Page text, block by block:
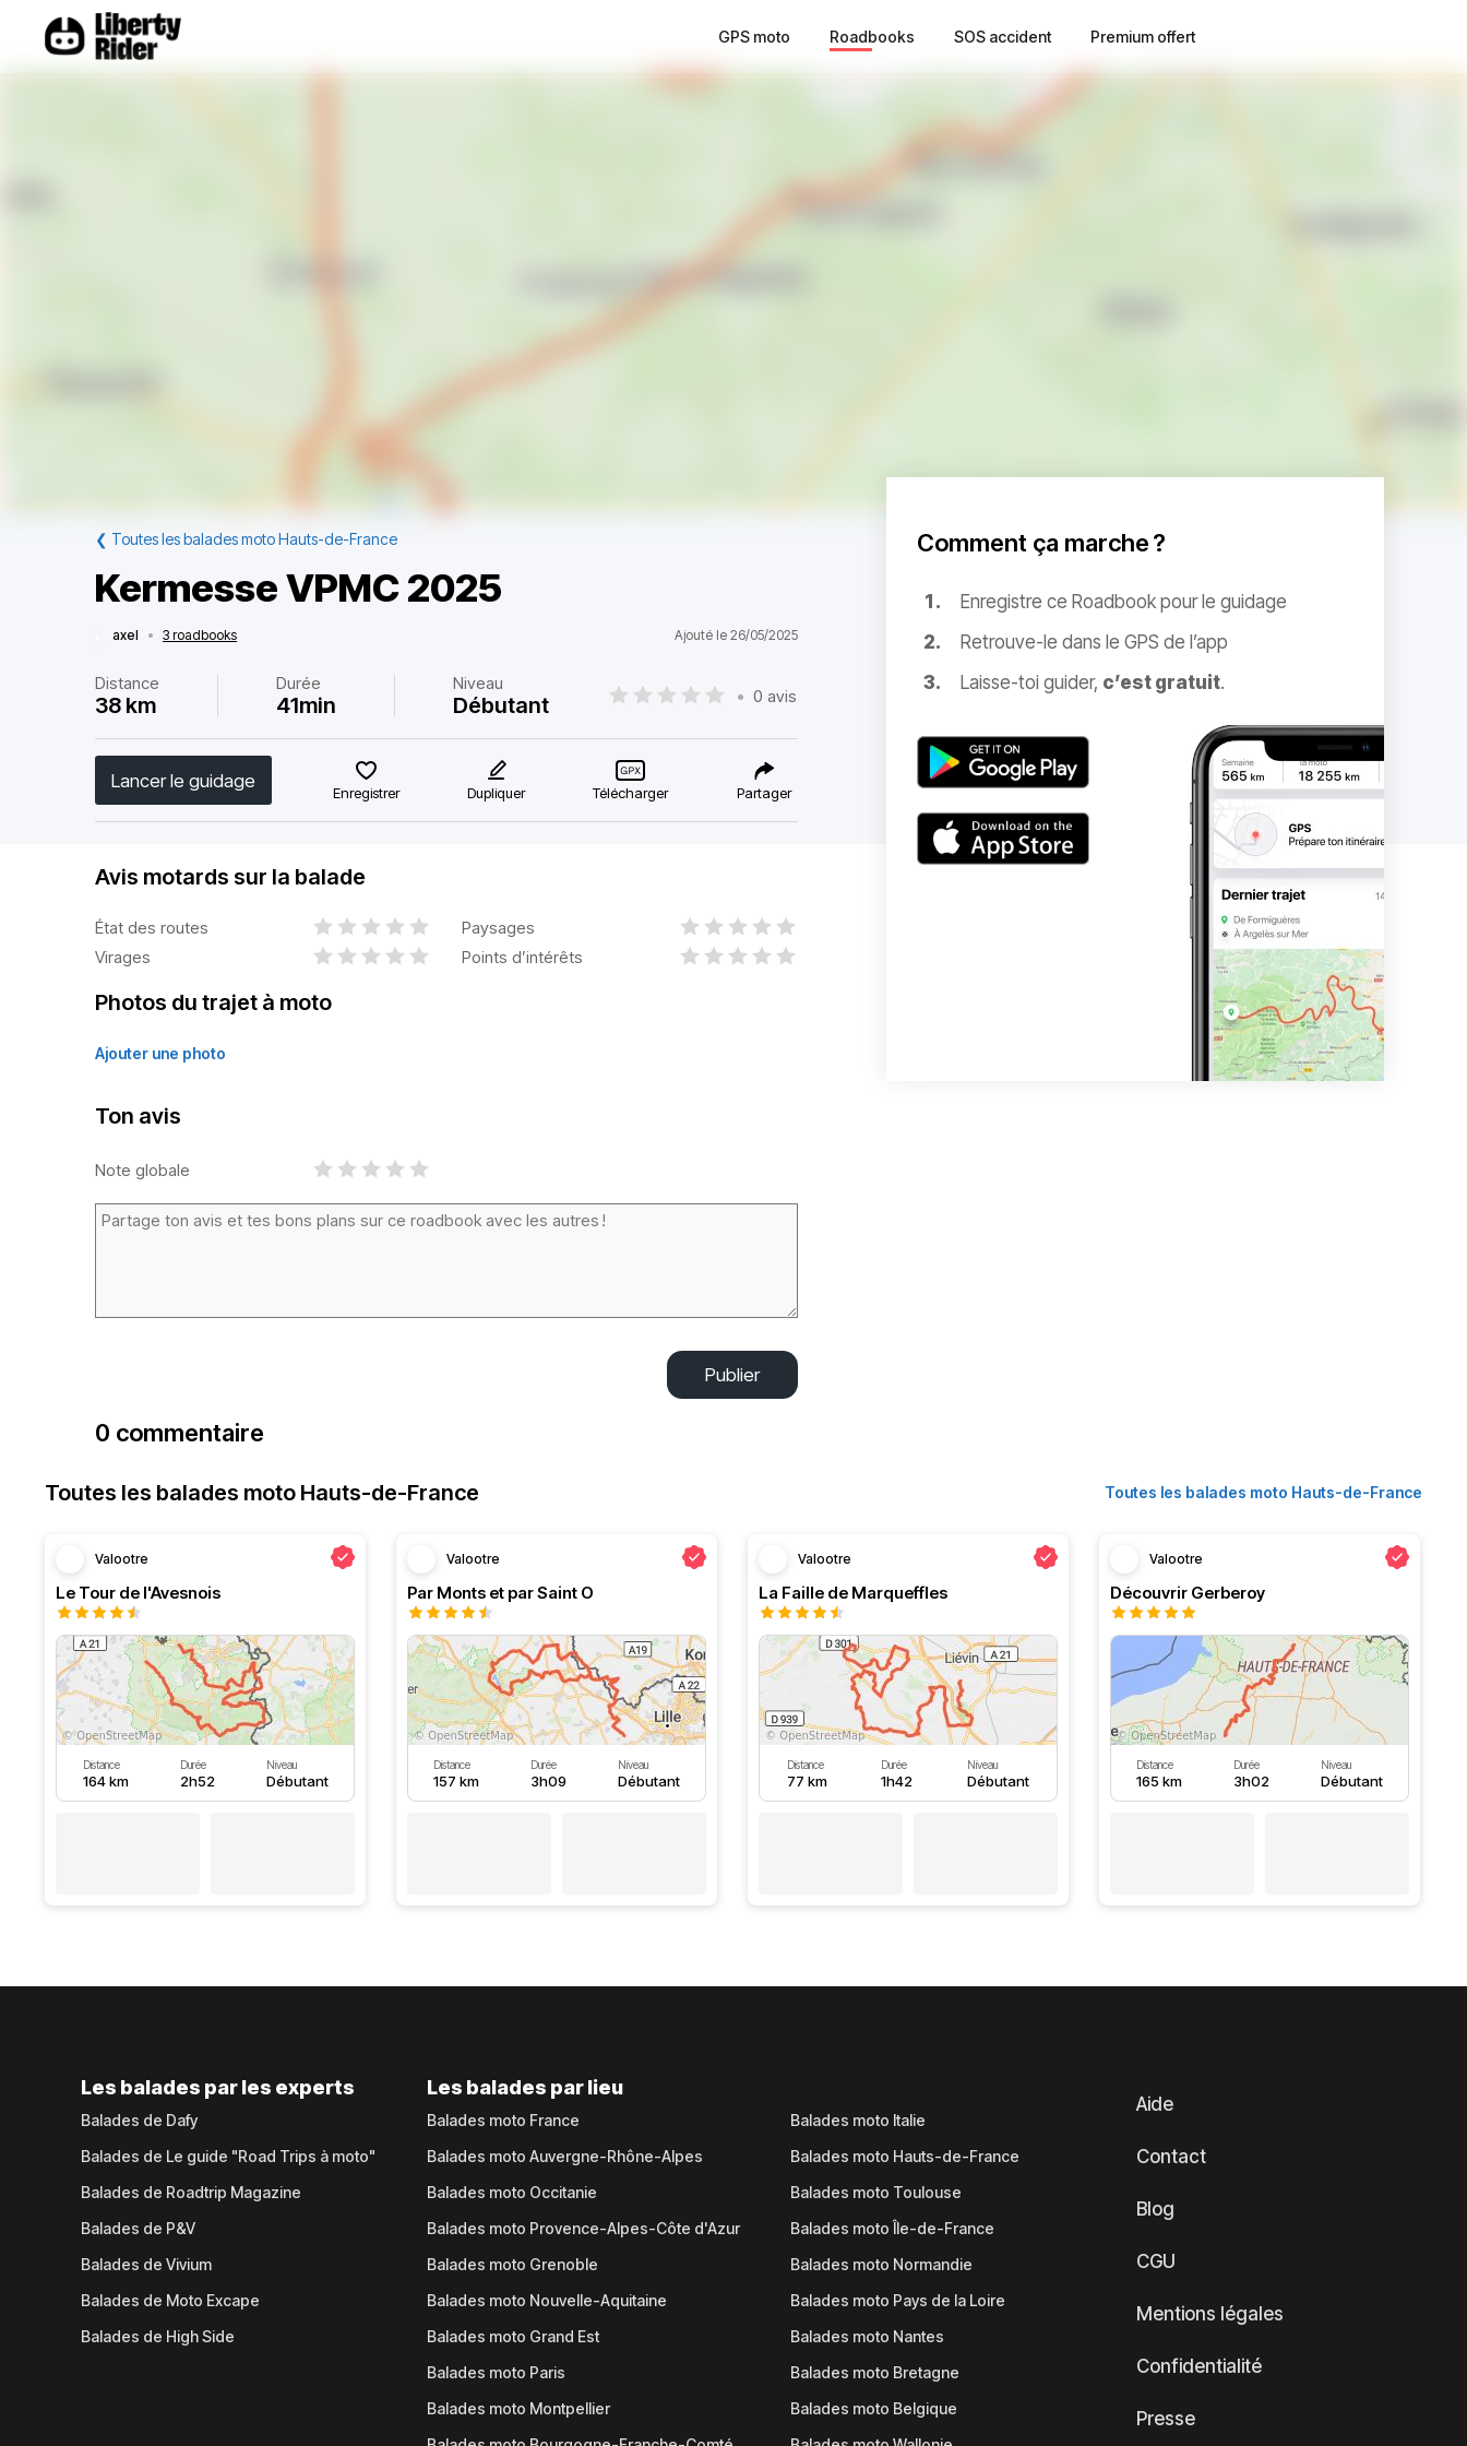
GPS moto Roadbooks SOS accident Premium offert
❮ Toutes les balades moto Hauts-de-France
Kermesse VPMC 2025
axel • 3 roadbooks Ajouté le 26/05/2025
Distance
38 km
Durée
41min
Niveau
Débutant • 0 avis
Lancer le guidage
Enregistrer Dupliquer Télécharger Partager
Comment ça marche ?
Enregistre ce Roadbook pour le guidage
Retrouve-le dans le GPS de l’app
Laisse-toi guider, c’est gratuit.
Avis motards sur la balade
État des routes
Paysages
Virages
Points d’intérêts
Photos du trajet à moto
Ajouter une photo
Ton avis
Note globale
Publier
0 commentaire
Toutes les balades moto Hauts-de-France Toutes les balades moto Hauts-de-France
Valootre
Le Tour de l'Avesnois
Distance
164 km
Durée
2h52
Niveau
Débutant
Valootre
Par Monts et par Saint O
Distance
157 km
Durée
3h09
Niveau
Débutant
Valootre
La Faille de Marqueffles
Distance
77 km
Durée
1h42
Niveau
Débutant
Valootre
Découvrir Gerberoy
Distance
165 km
Durée
3h02
Niveau
Débutant
Les balades par les experts
Balades de Dafy
Balades de Le guide "Road Trips à moto"
Balades de Roadtrip Magazine
Balades de P&V
Balades de Vivium
Balades de Moto Excape
Balades de High Side
Les balades par lieu
Balades moto France
Balades moto Auvergne-Rhône-Alpes
Balades moto Occitanie
Balades moto Provence-Alpes-Côte d'Azur
Balades moto Grenoble
Balades moto Nouvelle-Aquitaine
Balades moto Grand Est
Balades moto Paris
Balades moto Montpellier
Balades moto Italie
Balades moto Hauts-de-France
Balades moto Toulouse
Balades moto Île-de-France
Balades moto Normandie
Balades moto Pays de la Loire
Balades moto Nantes
Balades moto Bretagne
Balades moto Belgique
Aide
Contact
Blog
CGU
Mentions légales
Confidentialité
Presse